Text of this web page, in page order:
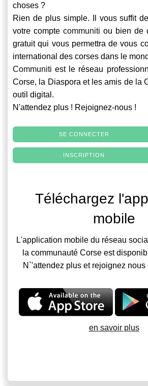
choses ?
Rien de plus simple. Il vous suffit
votre compte communiti ou bien de
gratuit qui vous permettra de vous
international des corses dans le
Communiti est le réseau
Corse, la Diaspora et les amis de la
outil digital.
N'attendez plus ! Rejoignez-nous !
SE CONNECTER
INSCRIPTION
Téléchargez
mobile
L'application mobile du réseau
la communauté Corse est
N`'attendez plus et rejoignez nous
en savoir plus